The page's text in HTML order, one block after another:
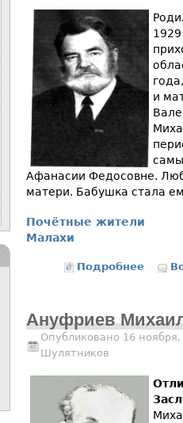
и
Афанасии Федосовне.
матери. Бабушка стала
Почётные жители
Малахи
Подробнее о
Ануфриев
Опубликовано 16
Шулятников